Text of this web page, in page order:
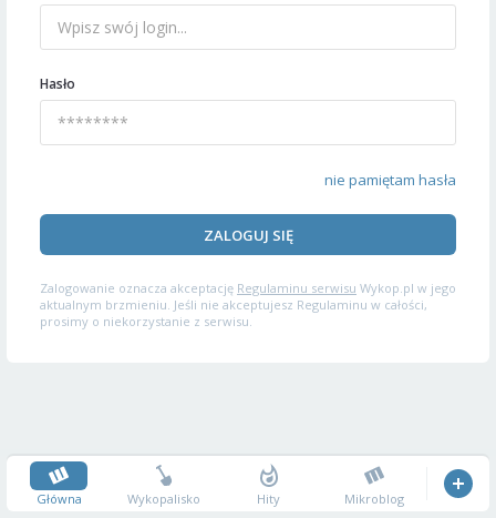
Hasło
nie pamiętam hasła
ZALOGUJ SIĘ
Zalogowanie oznacza akceptację Regulaminu serwisu Wykop.pl w jego
aktualnym brzmieniu. Jeśli nie akceptujesz Regulaminu w całości,
prosimy o niekorzystanie z serwisu.
Główna Wykopalisko Hity Mikroblog